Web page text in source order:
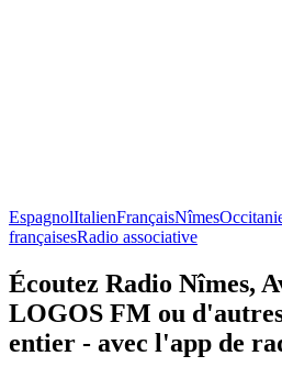
EspagnolItalienFrançaisNîmes
françaisesRadio associative
Écoutez Radio Nîmes,
LOGOS FM ou
entier - avec l'app de